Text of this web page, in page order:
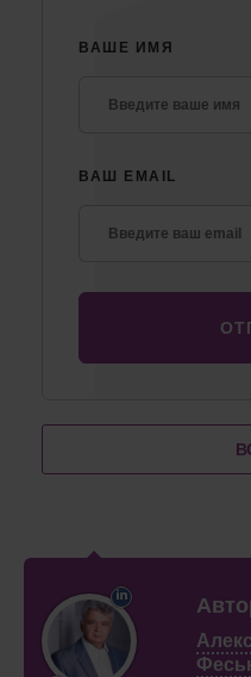
ВАШЕ ИМЯ
ВАШ EMAIL